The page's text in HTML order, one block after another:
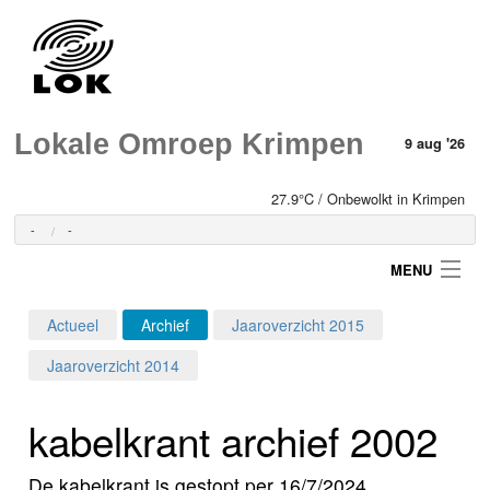
Lokale Omroep Krimpen 9 aug '26
27.9°C / Onbewolkt in Krimpen
- -
MENU
Programma's
Actueel Archief
Jaaroverzicht 2015
Jaaroverzicht 2014
kabelkrant archief 2002